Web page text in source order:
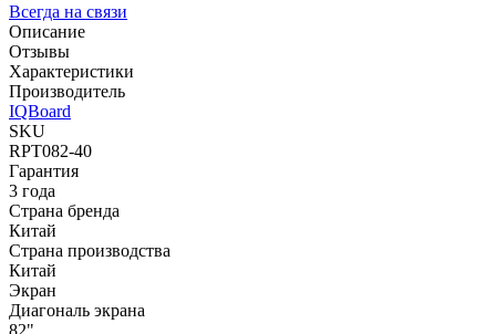
Всегда на связи
Описание
Отзывы
Характеристики
Производитель
IQBoard
SKU
RPT082-40
Гарантия
3 года
Страна бренда
Китай
Страна производства
Китай
Экран
Диагональ экрана
82"